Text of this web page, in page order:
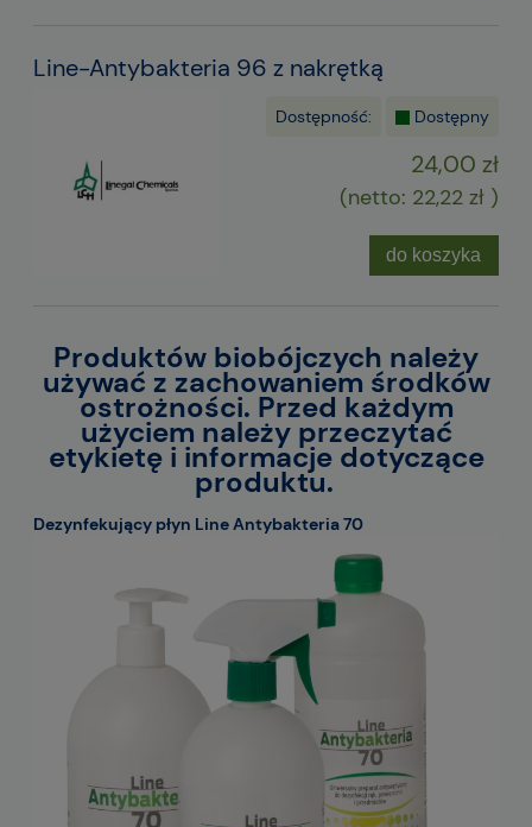
Line-Antybakteria 96 z nakrętką
Dostępność: Dostępny
24,00 zł
(netto: 22,22 zł )
do koszyka
Produktów biobójczych należy
używać z zachowaniem środków
ostrożności. Przed każdym
użyciem należy przeczytać
etykietę i informacje dotyczące
produktu.
Dezynfekujący płyn Line Antybakteria 70